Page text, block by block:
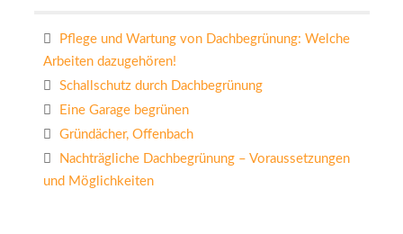
Pflege und Wartung von Dachbegrünung: Welche
Arbeiten dazugehören!
Schallschutz durch Dachbegrünung
Eine Garage begrünen
Gründächer, Offenbach
Nachträgliche Dachbegrünung – Voraussetzungen
und Möglichkeiten